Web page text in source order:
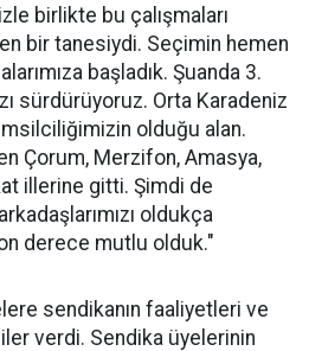
birlikte bu çalışmaları
bir tanesiydi. Seçimin hemen
başladık. Şuanda 3.
sürdürüyoruz. Orta Karadeniz
olduğu alan.
Çorum, Merzifon, Amasya,
illerine gitti. Şimdi de
oldukça
derece mutlu olduk."
sendikanın faaliyetleri ve
verdi. Sendika üyelerinin